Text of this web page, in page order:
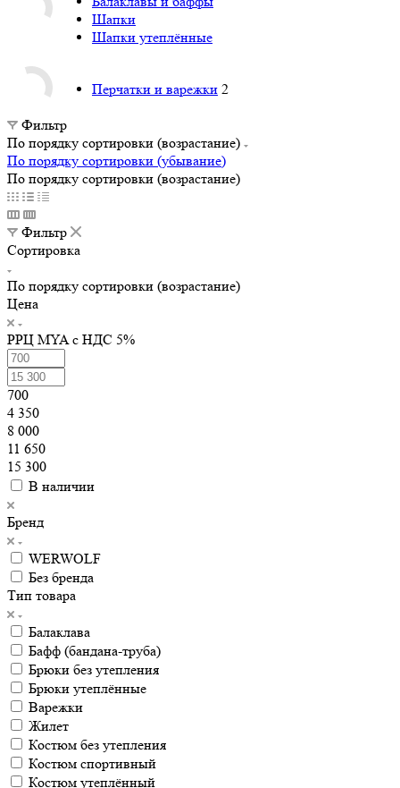
Шапки
Шапки утеплённые
Перчатки и варежки 2
Фильтр
По порядку сортировки (возрастание)
По порядку сортировки (убывание)
По порядку сортировки (возрастание)
Фильтр
Сортировка
По порядку сортировки (возрастание)
Цена
РРЦ MYA с НДС 5%
700
4 350
8 000
11 650
15 300
В наличии
Бренд
WERWOLF
Без бренда
Тип товара
Балаклава
Бафф (бандана-труба)
Брюки без утепления
Брюки утеплённые
Варежки
Жилет
Костюм без утепления
Костюм спортивный
Костюм утеплённый